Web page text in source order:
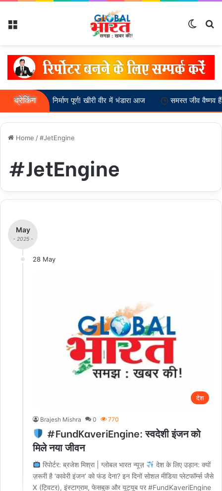
Menu
ब्रेकिंग
मंदिर निर्माण पूर्ण! खीरी वीर में भंडारा आज समस्त जीव वैष्णव हैं :--
Home /#JetEngine
#JetEngine
May
- 2025 -
28 May
देश
Brajesh Mishra 0 770
#FundKaveriEngine: स्वदेशी इंजन को
मिले नया जीवन
रिपोर्टर: ब्रजेश मिश्रा | ग्लोबल भारत न्यूज़
देश के लिए उड़ान: क्यों
ज़रूरी है ‘कावेरी इंजन’ को फंड देना? इन दिनों सोशल मीडिया प्लेटफॉर्म्स जैसे
X (ट्विटर), इंस्टाग्राम, फेसबुक और यूट्यूब पर #FundKaveriEngine